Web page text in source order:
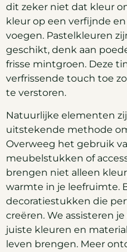
dit zeker niet dat kleur
kleur op een verfijnde
voegen. Pastelkleuren
geschikt, denk aan
frisse mintgroen. Deze
verfrissende touch toe
te verstoren.
Natuurlijke elementen
uitstekende methode
Overweeg het gebruik
meubelstukken of
brengen niet alleen
warmte in je leefruimte.
decoratiestukken die
creëren. We assisteren
juiste kleuren en
leven brengen. Meer